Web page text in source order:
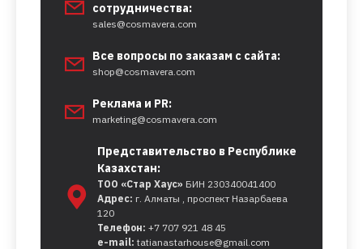
сотрудничества:
sales@cosmavera.com
Все вопросы по заказам с сайта:
shop@cosmavera.com
Реклама и PR:
marketing@cosmavera.com
Представительство в Республике
Казахстан:
ТОО «Стар Хаус» БИН 230340041400
Адрес: г. Алматы , проспект Назарбаева
120
Телефон: +7 707 921 48 45
e-mail: tatianastarhouse@gmail.com